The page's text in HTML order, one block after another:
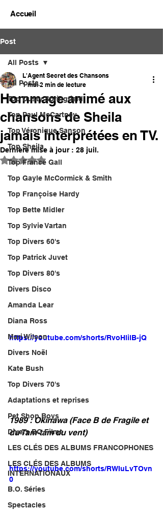
Accueil
Post
All Posts
Top Dusty Springfield
Top Paul McCartney
Top Véronique Sanson
Top Sheila
Top France Gall
Top Gayle McCormick & Smith
Top Françoise Hardy
Top Bette Midler
Top Sylvie Vartan
Top Divers 60's
Top Patrick Juvet
Top Divers 80's
Divers Disco
Amanda Lear
Diana Ross
Mari Wilson
Divers Noël
Kate Bush
Top Divers 70's
Adaptations et reprises
Pet Shop Boys
Divers BO Films
LES CLÉS DES ALBUMS FRANCOPHONES
LES CLÉS DES ALBUMS
INTERNATIONAUX
B.O. Séries
Spectacles
All Posts
Hommage animé aux
chansons de Sheila
jamais interprétées en TV.
L'Agent Secret des Chansons
1 mai 2 min de lecture
Dernière mise à jour : 28 juil.
Noté NaN étoiles sur 5.
https://youtube.com/shorts/RvoHlilB-jQ
1989 : Okinawa (Face B de Fragile et
du Tam-tam du vent)
https://youtube.com/shorts/RWIuLvTOvn
0